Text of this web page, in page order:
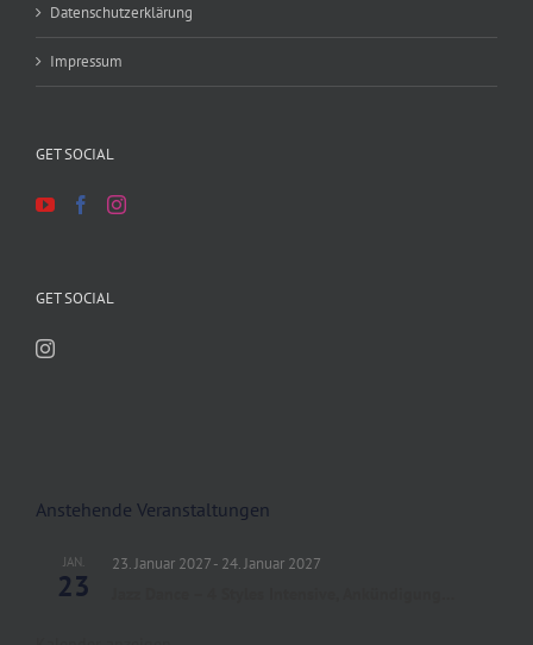
Datenschutzerklärung
Impressum
GET SOCIAL
GET SOCIAL
Anstehende Veranstaltungen
JAN.
23
23. Januar 2027- 24. Januar 2027